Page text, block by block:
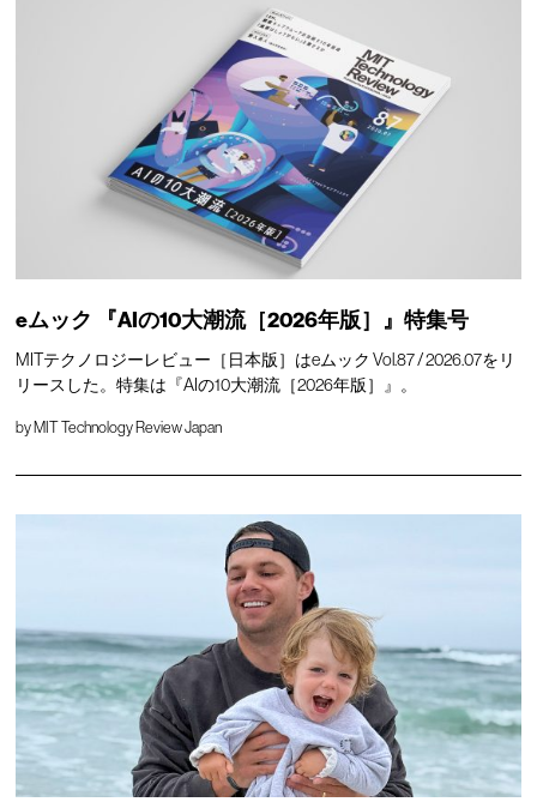
eムック 『AIの10大潮流［2026年版］』特集号
MITテクノロジーレビュー［日本版］はeムック Vol.87 / 2026.07をリ
リースした。特集は『AIの10大潮流［2026年版］』。
by MIT Technology Review Japan